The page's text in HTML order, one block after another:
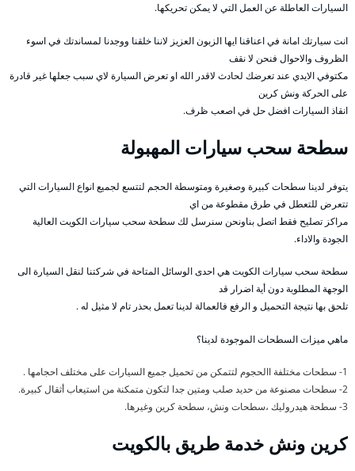
السيارات العاطلة عن العمل التي لا يمكن تحريكها.
انت سيارتك امانة في اعناقنا ايها الزبون العزيز لاننا خلقنا ووجدنا لمساندتك في اسوء
الظروف والاحوال فنحن لا نقف
مكتوفي الايدي عند تعرضك لحادث لاقدر الله او تعرض السيارة لاي سبب جعلها غير قادرة
على الحركة ونش كرين
انقاذ السيارات افضل حل في اصعب ظرف.
سطحة سحب سيارات المهبولة
يتوفر لدينا سطحات كبيرة وصغيرة ومتوسطة الحجم لتتسع لجميع انواع السيارات التي
تتعرض للتعطل في طرق مقطوعة من اي
مراكز تصليح فقط اتصل بناونحن سنرسل لك سطحة سحب سيارات الكويت العالية
الجودة والاداء.
سطحة سحب سيارات الكويت هي احدى الوسائل المتاحة في شركتنا لنقل السيارة الى
الوجهة المطلوبة دون أية اضرار قد
تلحق بها نتيجة التحميل و الرفع فالعمالة لدينا تعمل بحذر تام لا مثيل له .
ماهي ميزات السطحات الموجودة لدينا؟
1- سطحات مختلفة االحجوم لتتمكن من تحميل جميع السيارات على مختلف احجامها .
2- سطحات مصنوعة من حديد صلب ومتين جدا لتكون متمكنة من استيعاب أثقال كبيرة.
3- سطحة هيدروليك ،سطحات ونش، سطحة كرين وغيرها.
كرين ونش خدمة طريق بالكويت